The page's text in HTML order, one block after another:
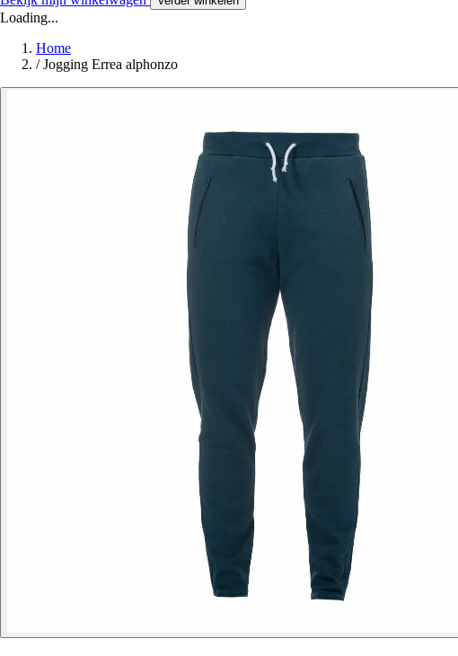
Loading...
Home
/ Jogging Errea alphonzo